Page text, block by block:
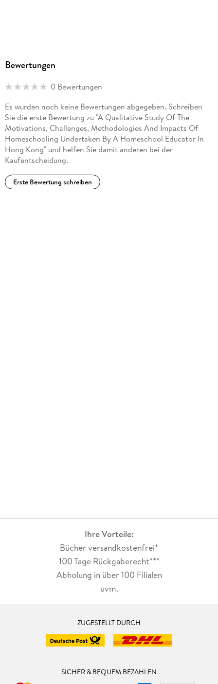
Bewertungen
0 Bewertungen
Es wurden noch keine Bewertungen abgegeben. Schreiben
Sie die erste Bewertung zu "A Qualitative Study Of The
Motivations, Challenges, Methodologies And Impacts Of
Homeschooling Undertaken By A Homeschool Educator In
Hong Kong" und helfen Sie damit anderen bei der
Kaufentscheidung.
Erste Bewertung schreiben
Ihre Vorteile:
Bücher versandkostenfrei*
100 Tage Rückgaberecht***
Abholung in über 100 Filialen
uvm.
ZUGESTELLT DURCH
SICHER & BEQUEM BEZAHLEN